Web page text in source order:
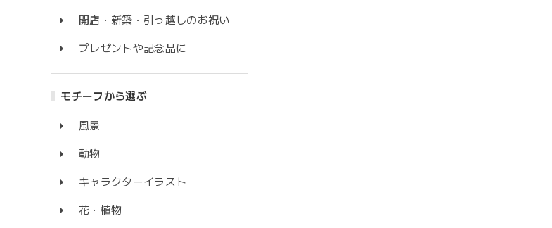
開店・新築・引っ越しのお祝い
プレゼントや記念品に
モチーフから選ぶ
風景
動物
キャラクターイラスト
花・植物